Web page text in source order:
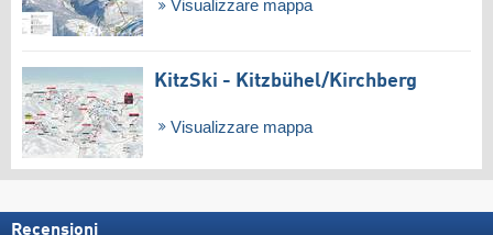
Visualizzare mappa
KitzSki - Kitzbühel/​Kirchberg
Visualizzare mappa
Recensioni